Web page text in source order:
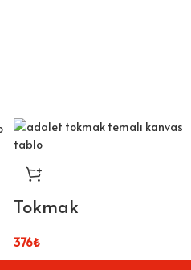
ömür sağlıyoruz. Ürünü duvara
böylece kurulumla zaman
görseller
ahşap şase
yapı
temizlik
Tokmak
376₺